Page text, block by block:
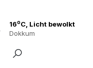
16oC, Licht bewolkt
Dokkum